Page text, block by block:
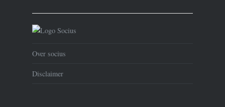
Over socius
Disclaimer